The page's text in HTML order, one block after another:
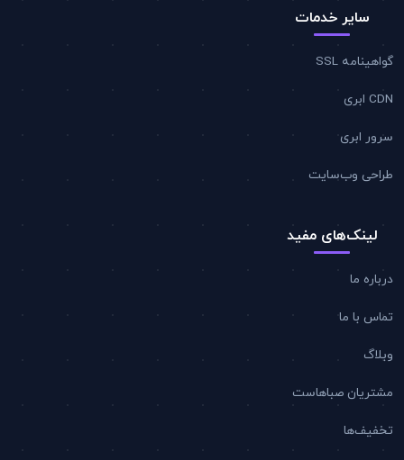
سایر خدمات
گواهینامه SSL
CDN ابری
سرور ابری
طراحی وب‌سایت
لینک‌های مفید
درباره ما
تماس با ما
وبلاگ
مشتریان صباهاست
تخفیف‌ها